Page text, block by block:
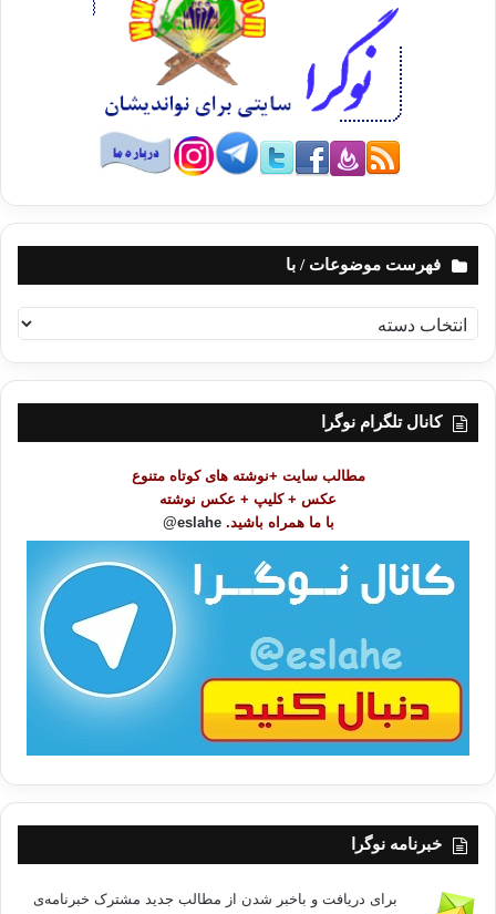
فهرست موضوعات / با
ه
ر
کانال تلگرام نوگرا
مطالب سایت +نوشته های کوتاه متنوع
عکس + کلیپ + عکس نوشته
با ما همراه باشید. eslahe@
خبرنامه نوگرا
برای دریافت و باخبر شدن از مطالب جدید مشترک خبرنامه‌ی